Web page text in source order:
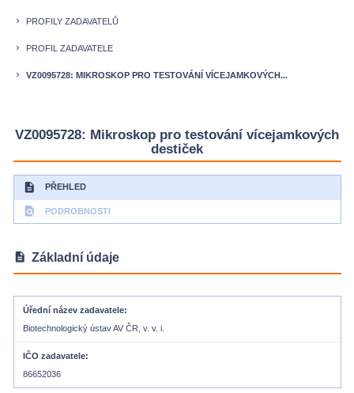
keyboard_arrow_right PROFILY ZADAVATELŮ
keyboard_arrow_right PROFIL ZADAVATELE
keyboard_arrow_right VZ0095728: MIKROSKOP PRO TESTOVÁNÍ VÍCEJAMKOVÝCH...
VZ0095728: Mikroskop pro testování vícejamkových
destiček
description PŘEHLED
find_in_page PODROBNOSTI
description Základní údaje
Úřední název zadavatele
Biotechnologický ústav AV ČR, v. v. i.
IČO zadavatele
86652036